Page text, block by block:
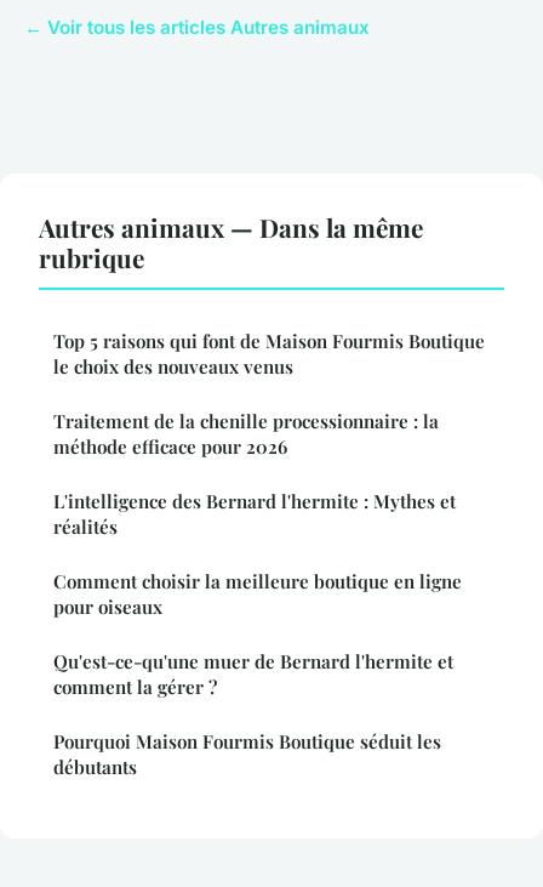
← Voir tous les articles Autres animaux
Autres animaux — Dans la même
rubrique
Top 5 raisons qui font de Maison Fourmis Boutique
le choix des nouveaux venus
Traitement de la chenille processionnaire : la
méthode efficace pour 2026
L'intelligence des Bernard l'hermite : Mythes et
réalités
Comment choisir la meilleure boutique en ligne
pour oiseaux
Qu'est-ce-qu'une muer de Bernard l'hermite et
comment la gérer ?
Pourquoi Maison Fourmis Boutique séduit les
débutants